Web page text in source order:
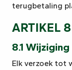
terugbetaling
ARTIKEL
8.1
Elk verzoek tot